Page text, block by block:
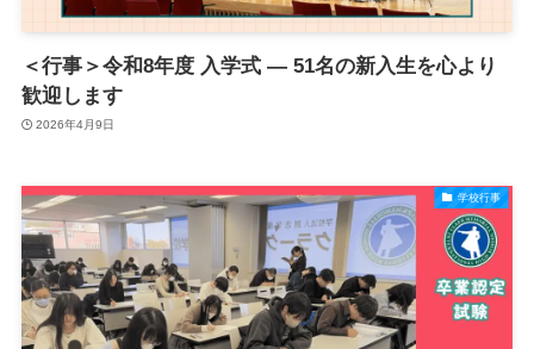
＜行事＞令和8年度 入学式 ― 51名の新入生を心より
歓迎します
2026年4月9日
学校行事